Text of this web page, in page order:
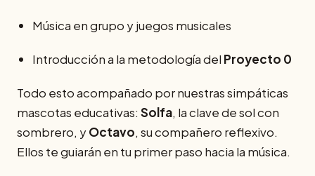
Música en grupo y juegos musicales
Introducción a la metodología del Proyecto 0
Todo esto acompañado por nuestras simpáticas
mascotas educativas: Solfa, la clave de sol con
sombrero, yOctavo, su compañero reflexivo.
Ellos te guiarán en tu primer paso hacia la música.